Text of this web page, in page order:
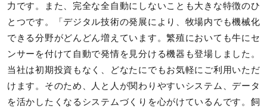
力です。また、完全な全自動にしないことも大きな特徴のひ
とつです。「デジタル技術の発展により、牧場内でも機械化
できる分野がどんどん増えています。繁殖においても牛にセ
ンサーを付けて自動で発情を見分ける機器も登場しました。
当社は初期投資もなく、どなたにでもお気軽にご利用いただ
けます。そのため、人と人が関わりやすいシステム、データ
を活かしたくなるシステムづくりを心がけているんです。飼